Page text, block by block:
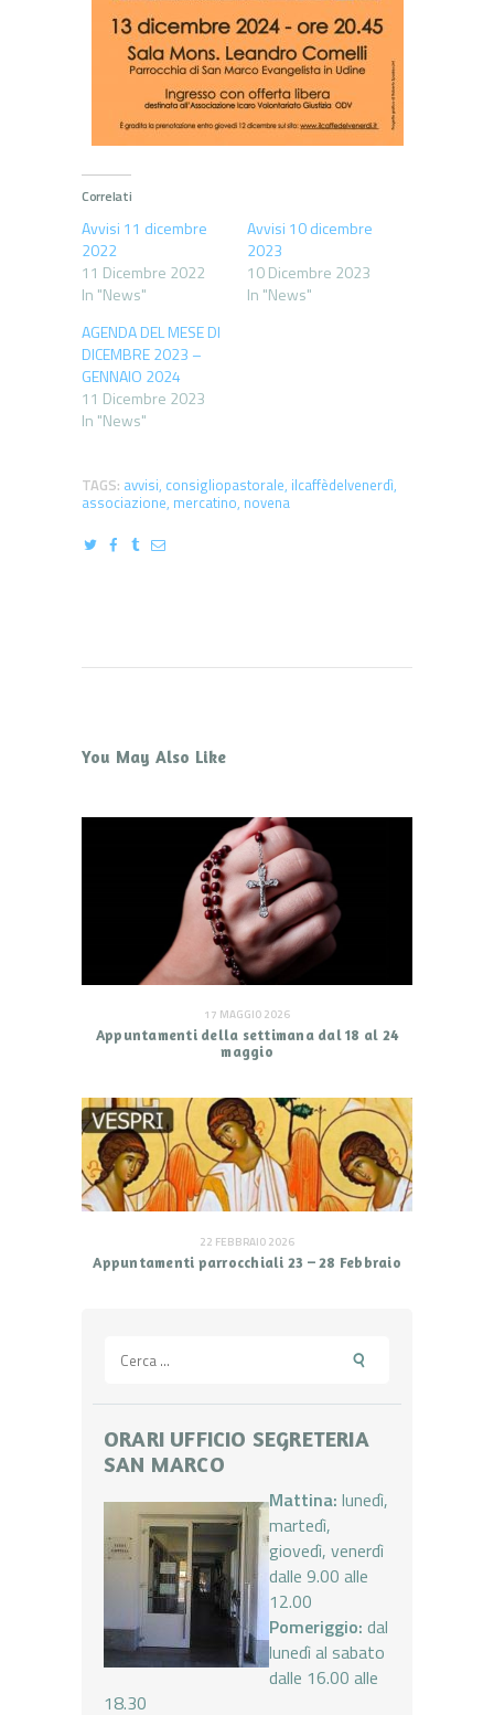
Correlati
Avvisi 11 dicembre
2022
11 Dicembre 2022
In "News"
Avvisi 10 dicembre
2023
10 Dicembre 2023
In "News"
AGENDA DEL MESE DI
DICEMBRE 2023 –
GENNAIO 2024
11 Dicembre 2023
In "News"
TAGS: avvisi, consigliopastorale, ilcaffèdelvenerdì,
associazione, mercatino, novena
You May Also Like
17 MAGGIO 2026
Appuntamenti della settimana dal 18 al 24
maggio
22 FEBBRAIO 2026
Appuntamenti parrocchiali 23 – 28 Febbraio
per:
ORARI UFFICIO SEGRETERIA
SAN MARCO
Mattina: lunedì,
martedì,
giovedì, venerdì
dalle 9.00 alle
12.00
Pomeriggio: dal
lunedì al sabato
dalle 16.00 alle
18.30